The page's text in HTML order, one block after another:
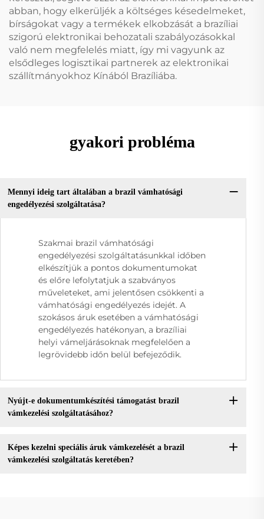
abban, hogy elkerüljék a költséges késedelmeket,
bírságokat vagy a termékek elkobzását a brazíliai
szigorú elektronikai behozatali szabályozásokkal
való nem megfelelés miatt, így mi vagyunk az
elsődleges logisztikai partnerek az elektronikai
szállítmányokhoz Kínából Brazíliába.
gyakori probléma
Mennyi ideig tart általában a brazil vámhatósági
engedélyezési szolgáltatása?
Szakmai brazil vámhatósági
engedélyezési szolgáltatásunkkal időben
elkészítjük a pontos dokumentumokat
és előre lefolytatjuk a szabványos
műveleteket, ami jelentősen csökkenti a
vámhatósági engedélyezés idejét. A
szokásos áruk esetében a vámhatósági
engedélyezés hatékonyan, a brazíliai
helyi vámeljárásoknak megfelelően a
legrövidebb időn belül befejeződik.
Nyújt-e dokumentumkészítési támogatást brazil
vámkezelési szolgáltatásához?
Képes kezelni speciális áruk vámkezelését a brazil
vámkezelési szolgáltatás keretében?